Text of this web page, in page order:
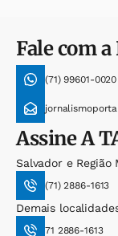
Fale com a
(71) 99601-0020
AssineA
Salvador e
(71) 2886-1613
Demais
71 2886-1613